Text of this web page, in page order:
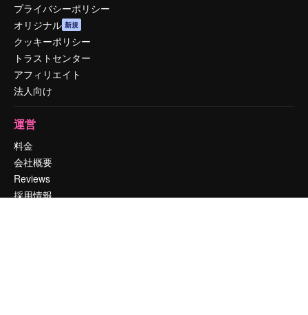
プライバシーポリシー
オリジナル 新規
クッキーポリシー
トラストセンター
アフィリエイト
法人向け
運営
料金
会社概要
Reviews
採用情報